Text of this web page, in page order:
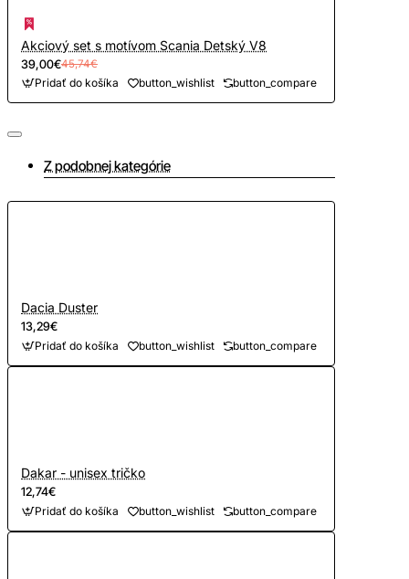
Akciový set s motívom Scania Detský V8
39,00€45,74€
Pridať do košíka button_wishlist button_compare
Z podobnej kategórie
Dacia Duster
13,29€
Pridať do košíka button_wishlist button_compare
Dakar - unisex tričko
12,74€
Pridať do košíka button_wishlist button_compare